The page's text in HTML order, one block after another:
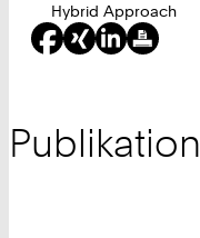
sind
hier:
Hybrid Approach
Publikation